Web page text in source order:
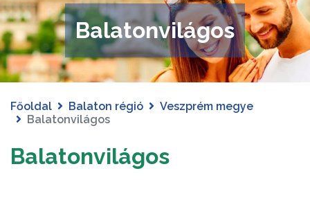
Balatonvilágos
Főoldal Balaton régió
Veszprém megye
Balatonvilágos
Balatonvilágos